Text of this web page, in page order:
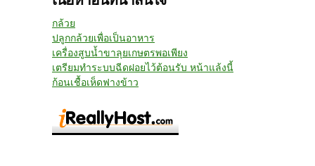
กล้วย
ปลูกกล้วยเพื่อเป็นอาหาร
เครื่องสูบน้ำขาลุยเกษตรพอเพียง
เตรียมทำระบบฉีดฝอยไว้ต้อนรับ หน้าแล้งนี้
ก้อนเชื้อเห็ดฟางข้าว